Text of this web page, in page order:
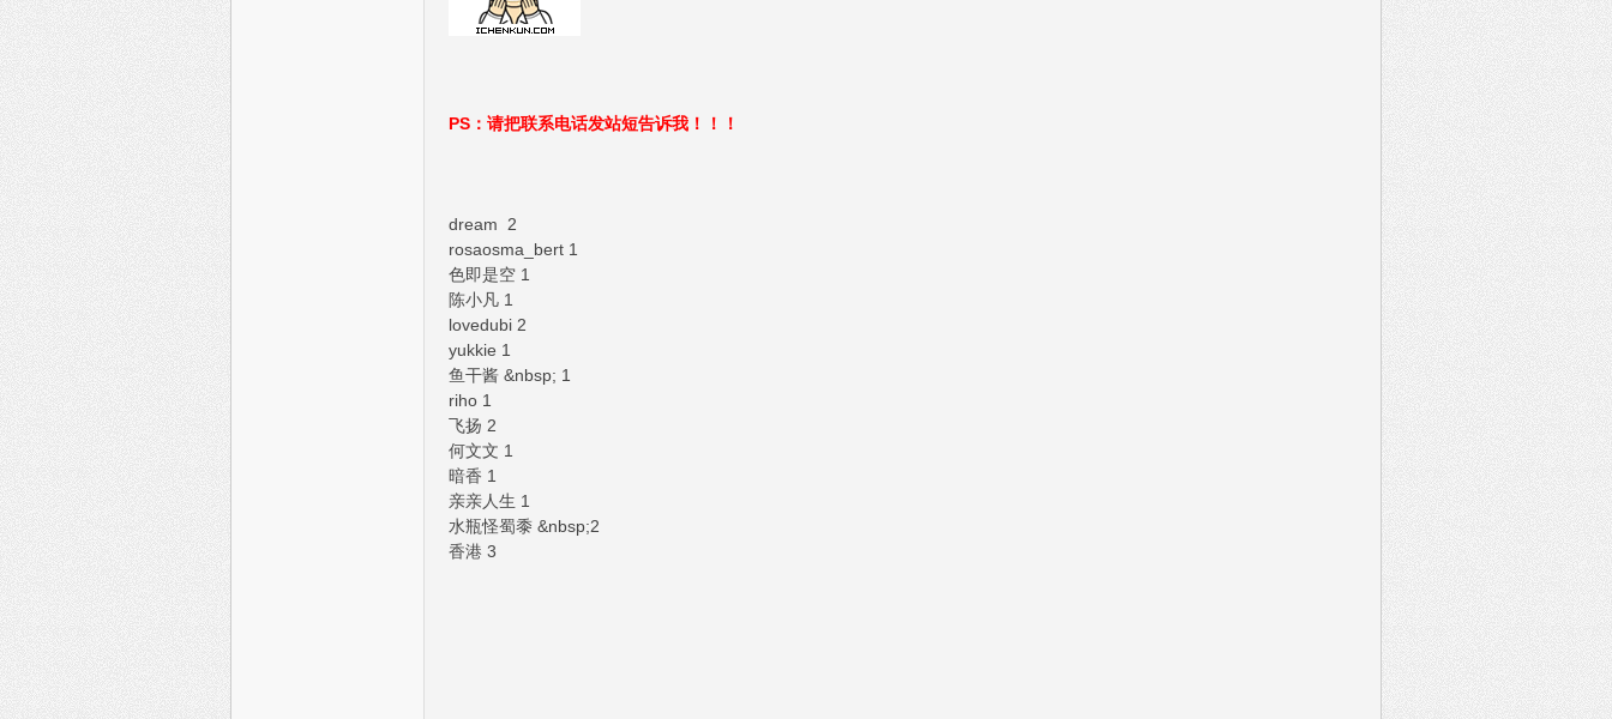
PS：请把联系电话发站短告诉我！！！
dream 2
rosaosma_bert 1
色即是空 1
陈小凡 1
lovedubi 2
yukkie 1
鱼干酱 &nbsp; 1
riho 1
飞扬 2
何文文 1
暗香 1
亲亲人生 1
水瓶怪蜀黍 &nbsp;2
香港 3